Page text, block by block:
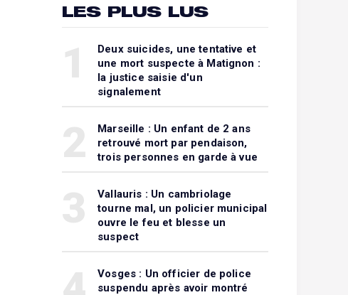
LES PLUS LUS
Deux suicides, une tentative et
une mort suspecte à Matignon :
la justice saisie d'un
signalement
Marseille : Un enfant de 2 ans
retrouvé mort par pendaison,
trois personnes en garde à vue
Vallauris : Un cambriolage
tourne mal, un policier municipal
ouvre le feu et blesse un
suspect
Vosges : Un officier de police
suspendu après avoir montré